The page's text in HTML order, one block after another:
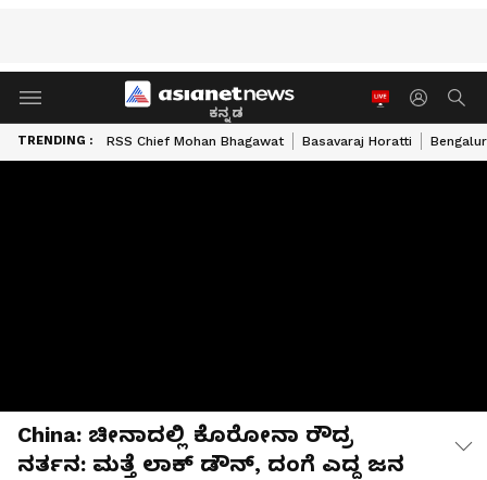
ಕನ್ನಡ
TRENDING : RSS Chief Mohan Bhagawat Basavaraj Horatti
China: ಚೀನಾದಲ್ಲಿ ಕೊರೋನಾ ರೌದ್ರ
ನರ್ತನ: ಮತ್ತೆ ಲಾಕ್ ಡೌನ್, ದಂಗೆ ಎದ್ದ ಜನ